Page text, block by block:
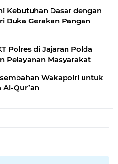
Kebutuhan Dasar dengan
Buka Gerakan Pangan
Polres di Jajaran Polda
Pelayanan Masyarakat
Wakapolri untuk
Al-Qur’an